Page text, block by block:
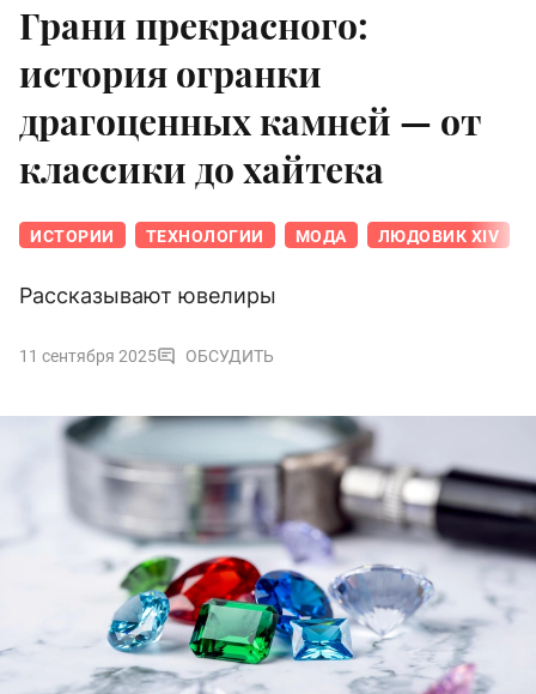
Грани прекрасного:
история огранки
драгоценных камней — от
классики до хайтека
ИСТОРИИ ТЕХНОЛОГИИ МОДА ЛЮДОВИК XIV
Рассказывают ювелиры
11 сентября 2025 ОБСУДИТЬ